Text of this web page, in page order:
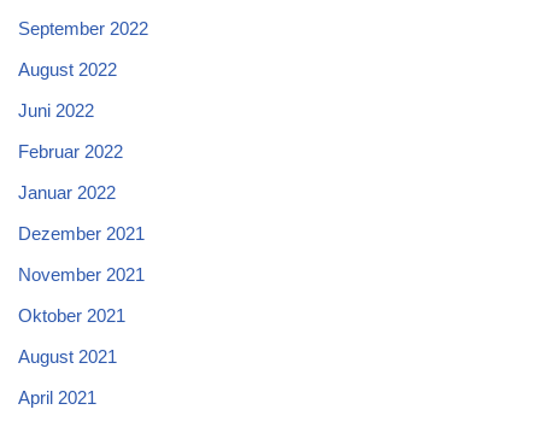
September 2022
August 2022
Juni 2022
Februar 2022
Januar 2022
Dezember 2021
November 2021
Oktober 2021
August 2021
April 2021